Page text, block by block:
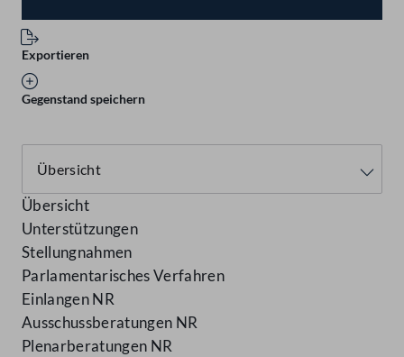
Exportieren
Gegenstand speichern
Übersicht
Unterstützungen
Stellungnahmen
Parlamentarisches Verfahren
Einlangen NR
Ausschussberatungen NR
Plenarberatungen NR